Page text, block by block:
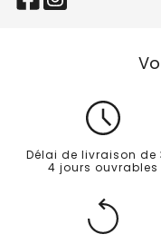
Délai de livraison de
4 jours ouvrables